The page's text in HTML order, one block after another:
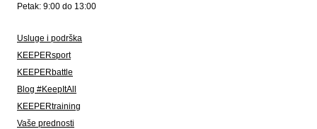
Petak: 9:00 do 13:00
Usluge i podrška
KEEPERsport
KEEPERbattle
Blog #KeepItAll
KEEPERtraining
Vaše prednosti